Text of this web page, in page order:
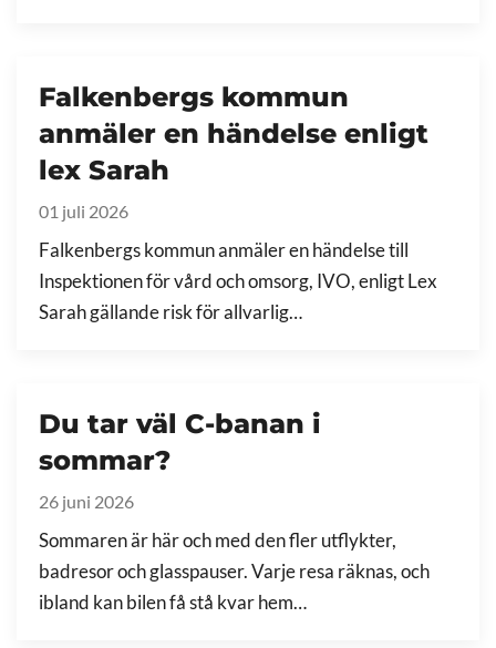
Falkenbergs kommun
anmäler en händelse enligt
lex Sarah
01 juli 2026
Falkenbergs kommun anmäler en händelse till
Inspektionen för vård och omsorg, IVO, enligt Lex
Sarah gällande risk för allvarlig…
Du tar väl C-banan i
sommar?
26 juni 2026
Sommaren är här och med den fler utflykter,
badresor och glasspauser. Varje resa räknas, och
ibland kan bilen få stå kvar hem…